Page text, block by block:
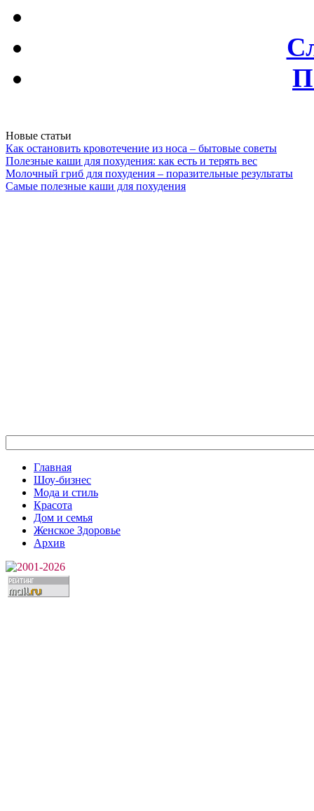
Новые статьи
Как остановить кровотечение из носа – бытовые советы
Полезные каши для похудения: как есть и терять вес
Молочный гриб для похудения – поразительные результаты
Самые полезные каши для похудения
Главная
Шоу-бизнес
Мода и стиль
Красота
Дом и семья
Женское Здоровье
Архив
2001-2026